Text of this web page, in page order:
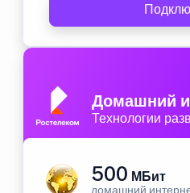
Домашний
Технологии
500 МБит
домашний